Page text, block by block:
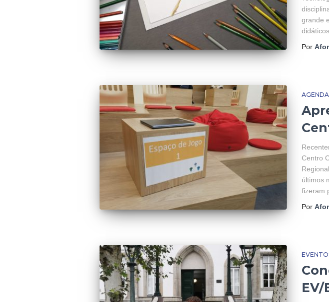
grande
didáticos
Por
AGENDA
Centro
últimos
fizeram
Por
EV/